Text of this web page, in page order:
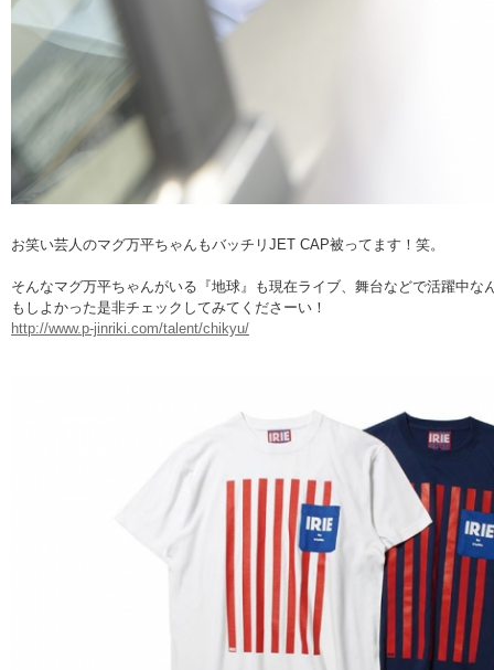
お笑い芸人のマグ万平ちゃんもバッチリJET CAP被ってます！笑。
そんなマグ万平ちゃんがいる『地球』も現在ライブ、舞台などで活躍中な
もしよかった是非チェックしてみてくださーい！
http://www.p-jinriki.com/talent/chikyu/